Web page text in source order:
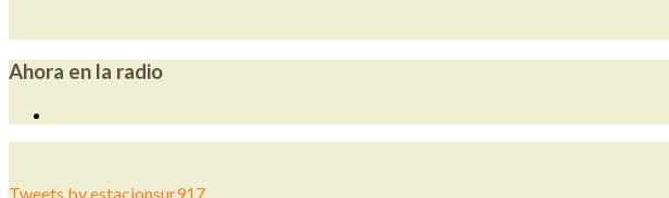
Ahora en la radio
Tweets by estacionsur917